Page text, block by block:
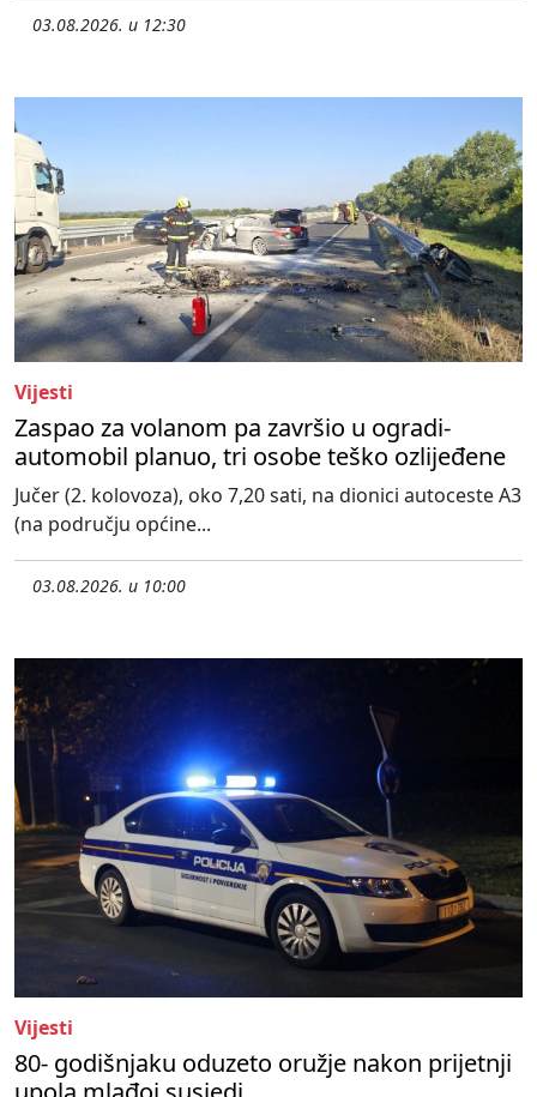
03.08.2026. u 12:30
Vijesti
Zaspao za volanom pa završio u ogradi-
automobil planuo, tri osobe teško ozlijeđene
Jučer (2. kolovoza), oko 7,20 sati, na dionici autoceste A3
(na području općine...
03.08.2026. u 10:00
Vijesti
80- godišnjaku oduzeto oružje nakon prijetnji